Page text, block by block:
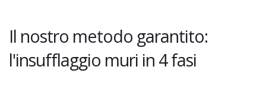
Il nostro metodo garantito:
l'insufflaggio muri in 4 fasi